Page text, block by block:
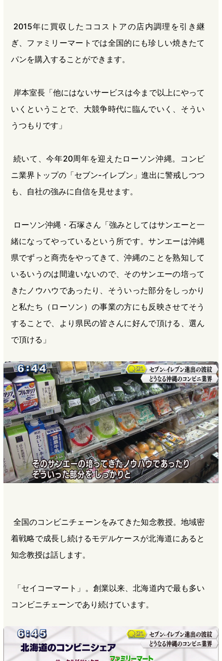
2015年に買収したココストアの店内調理を引き継
ぎ、ファミリーマートでは全国的にも珍しい焼きたて
パンを購入することができます。
岸本室長「他にはないサービスは今まで以上にやって
いくということで、大競争時代に臨んでいく、そうい
うつもりです」
続いて、今年20周年を迎えたローソン沖縄。コンビ
ニ業界トップの「セブン-イレブン」進出に警戒しつつ
も、自社の強みに自信を見せます。
ローソン沖縄・石塚さん「強みとしてはサンエーと一
緒になってやっているという所です。サンエーは沖縄
県でずっと商売をやってきて、沖縄のことを熟知して
いるいうのは間違いないので、そのサンエーの培って
きたノウハウであったり、そういった部分をしっかり
と私たち（ローソン）の事業の方にも反映させてそう
することで、より県民の皆さんに好んで頂ける、選ん
で頂ける」
全国のコンビニチェーンをみてきた知念教授。地域密
着戦略で成長し続けるモデルケースが北海道にあると
知念教授は話します。
「セイコーマート」。創業以来、北海道内で最も多い
コンビニチェーンであり続けています。